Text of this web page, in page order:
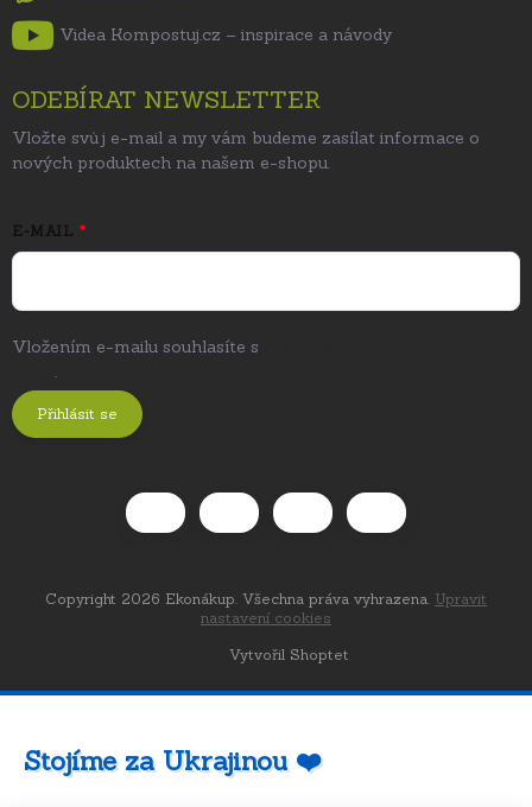
Videa Kompostuj.cz – inspirace a návody
ODEBÍRAT NEWSLETTER
Vložte svůj e-mail a my vám budeme zasílat informace o
nových produktech na našem e-shopu.
E-MAIL
Vložením e-mailu souhlasíte s
.
Přihlásit se
Vytvořil Shoptet
Copyright 2026 Ekonákup. Všechna práva vyhrazena. Upravit
nastavení cookies
Stojíme za Ukrajinou ❤️